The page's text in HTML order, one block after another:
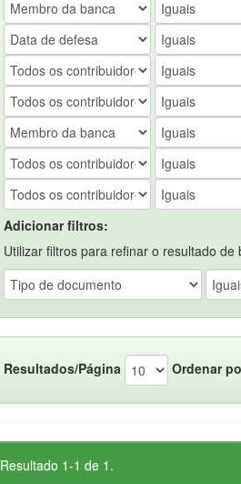
Adicionar filtros:
Utilizar filtros para refinar o resultado de
Resultados/Página Ordenar
Resultado 1-1 de 1.